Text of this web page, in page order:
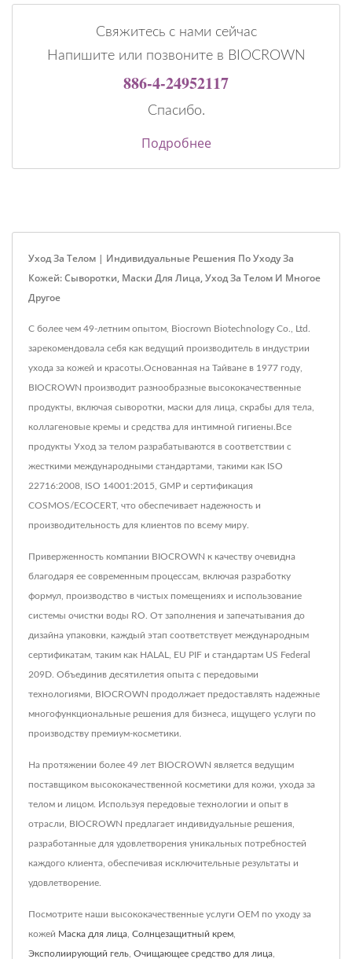
Свяжитесь с нами сейчас
Напишите или позвоните в BIOCROWN
886-4-24952117
Спасибо.
Подробнее
Уход За Телом | Индивидуальные Решения По Уходу За
Кожей: Сыворотки, Маски Для Лица, Уход За Телом И Многое
Другое
С более чем 49-летним опытом, Biocrown Biotechnology Co., Ltd.
зарекомендовала себя как ведущий производитель в индустрии
ухода за кожей и красоты.Основанная на Тайване в 1977 году,
BIOCROWN производит разнообразные высококачественные
продукты, включая сыворотки, маски для лица, скрабы для тела,
коллагеновые кремы и средства для интимной гигиены.Все
продукты Уход за телом разрабатываются в соответствии с
жесткими международными стандартами, такими как ISO
22716:2008, ISO 14001:2015, GMP и сертификация
COSMOS/ECOCERT, что обеспечивает надежность и
производительность для клиентов по всему миру.
Приверженность компании BIOCROWN к качеству очевидна
благодаря ее современным процессам, включая разработку
формул, производство в чистых помещениях и использование
системы очистки воды RO. От заполнения и запечатывания до
дизайна упаковки, каждый этап соответствует международным
сертификатам, таким как HALAL, EU PIF и стандартам US Federal
209D. Объединив десятилетия опыта с передовыми
технологиями, BIOCROWN продолжает предоставлять надежные
многофункциональные решения для бизнеса, ищущего услуги по
производству премиум-косметики.
На протяжении более 49 лет BIOCROWN является ведущим
поставщиком высококачественной косметики для кожи, ухода за
телом и лицом. Используя передовые технологии и опыт в
отрасли, BIOCROWN предлагает индивидуальные решения,
разработанные для удовлетворения уникальных потребностей
каждого клиента, обеспечивая исключительные результаты и
удовлетворение.
Посмотрите наши высококачественные услуги OEM по уходу за
кожей Маска для лица Солнцезащитный крем
Эксполиирующий гель Очищающее средство для лица